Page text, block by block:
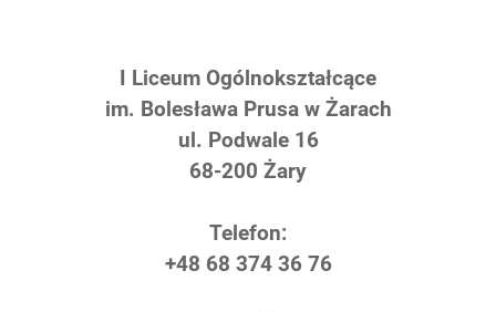
I Liceum Ogólnokształcące
im. Bolesława Prusa w Żarach
ul. Podwale 16
68-200 Żary
Telefon:
+48 68 374 36 76